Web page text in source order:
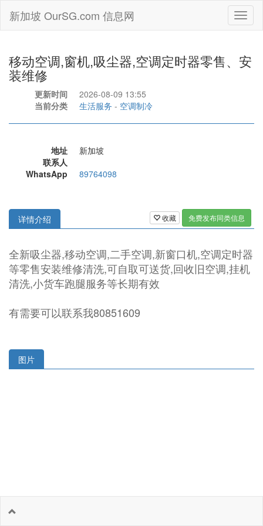
新加坡 OurSG.com 信息网
移动空调,窗机,吸尘器,空调定时器零售、安
装维修
更新时间
2026-08-09 13:55
当前分类
生活服务 - 空调制冷
地址
新加坡
联系人
WhatsApp
89764098
收藏 免费发布同类信息
详情介绍
全新吸尘器,移动空调,二手空调,新窗口机,空调定时器
等零售安装维修清洗,可自取可送货,回收旧空调,挂机
清洗,小货车跑腿服务等长期有效
有需要可以联系我80851609
图片